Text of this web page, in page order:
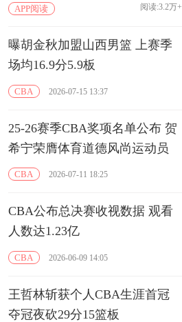
APP阅读 阅读:3.2万+
曝胡金秋加盟山西男篮 上赛季
场均16.9分5.9板
CBA 2026-07-15 13:37
25-26赛季CBA奖项名单公布 贺
希宁荣膺体育道德风尚运动员
CBA 2026-07-11 18:25
CBA公布总决赛收视数据 观看
人数达1.23亿
CBA 2026-06-09 14:05
王哲林斩获个人CBA生涯首冠
夺冠夜砍29分15篮板